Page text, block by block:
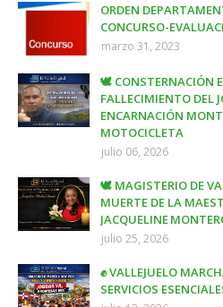
ORDEN
CONCURSO-
marzo 31, 2023
🕊️ CONSTERNACIÓN
FALLECIMIENTO DEL
ENCARNACIÓN
MOTOCICLETA
julio 06, 2026
🕊️ MAGISTERIO DE
MUERTE DE LA
JACQUELINE
julio 25, 2026
✊ VALLEJUELO
SERVICIOS